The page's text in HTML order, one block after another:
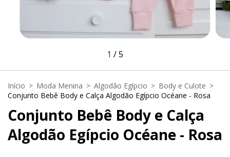
1 /5
Início > Moda Menina > Algodão Egípcio > Body e Culote >
Conjunto Bebê Body e Calça Algodão Egípcio Océane - Rosa
Conjunto Bebê Body e Calça
Algodão Egípcio Océane - Rosa